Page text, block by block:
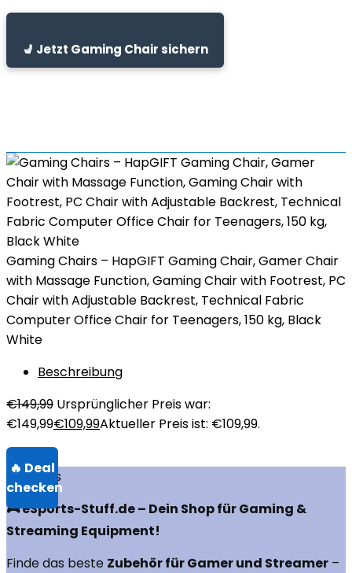
💺 Jetzt Gaming Chair sichern
Gaming Chairs – HapGIFT Gaming Chair, Gamer Chair
with Massage Function, Gaming Chair with Footrest, PC
Chair with Adjustable Backrest, Technical Fabric
Computer Office Chair for Teenagers, 150 kg, Black
White
Beschreibung
€149,99 Ursprünglicher Preis war:
€149,99€109,99Aktueller Preis ist: €109,99.
Über uns
🎮 eSports-Stuff.de – Dein Shop für Gaming &
Streaming Equipment!
Finde das beste Zubehör für Gamer und Streamer –